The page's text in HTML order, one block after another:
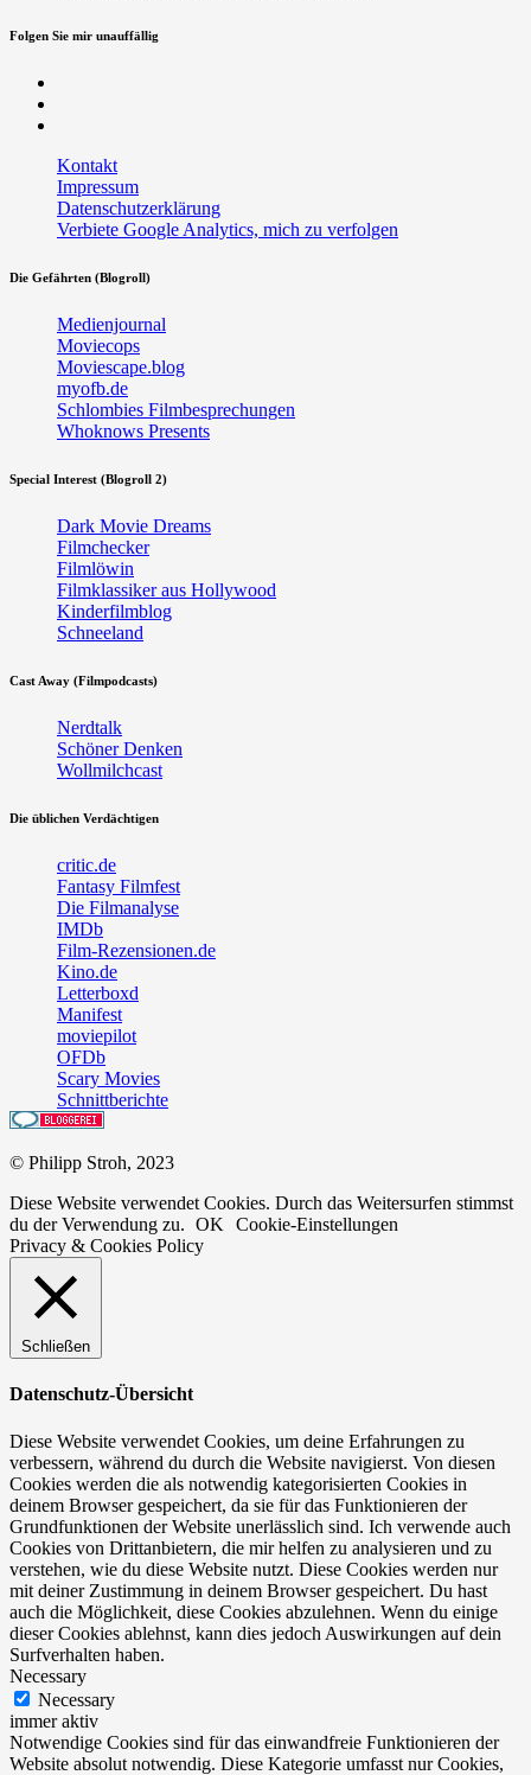
Folgen Sie mir unauffällig
Kontakt
Impressum
Datenschutzerklärung
Verbiete Google Analytics, mich zu verfolgen
Die Gefährten (Blogroll)
Medienjournal
Moviecops
Moviescape.blog
myofb.de
Schlombies Filmbesprechungen
Whoknows Presents
Special Interest (Blogroll 2)
Dark Movie Dreams
Filmchecker
Filmlöwin
Filmklassiker aus Hollywood
Kinderfilmblog
Schneeland
Cast Away (Filmpodcasts)
Nerdtalk
Schöner Denken
Wollmilchcast
Die üblichen Verdächtigen
critic.de
Fantasy Filmfest
Die Filmanalyse
IMDb
Film-Rezensionen.de
Kino.de
Letterboxd
Manifest
moviepilot
OFDb
Scary Movies
Schnittberichte
© Philipp Stroh, 2023
Diese Website verwendet Cookies. Durch das Weitersurfen stimmst
du der Verwendung zu. OK
Cookie-Einstellungen
Privacy & Cookies Policy
Schließen
Datenschutz-Übersicht
Diese Website verwendet Cookies, um deine Erfahrungen zu
verbessern, während du durch die Website navigierst. Von diesen
Cookies werden die als notwendig kategorisierten Cookies in
deinem Browser gespeichert, da sie für das Funktionieren der
Grundfunktionen der Website unerlässlich sind. Ich verwende auch
Cookies von Drittanbietern, die mir helfen zu analysieren und zu
verstehen, wie du diese Website nutzt. Diese Cookies werden nur
mit deiner Zustimmung in deinem Browser gespeichert. Du hast
auch die Möglichkeit, diese Cookies abzulehnen. Wenn du einige
dieser Cookies ablehnst, kann dies jedoch Auswirkungen auf dein
Surfverhalten haben.
Necessary
Necessary
immer aktiv
Notwendige Cookies sind für das einwandfreie Funktionieren der
Website absolut notwendig. Diese Kategorie umfasst nur Cookies,